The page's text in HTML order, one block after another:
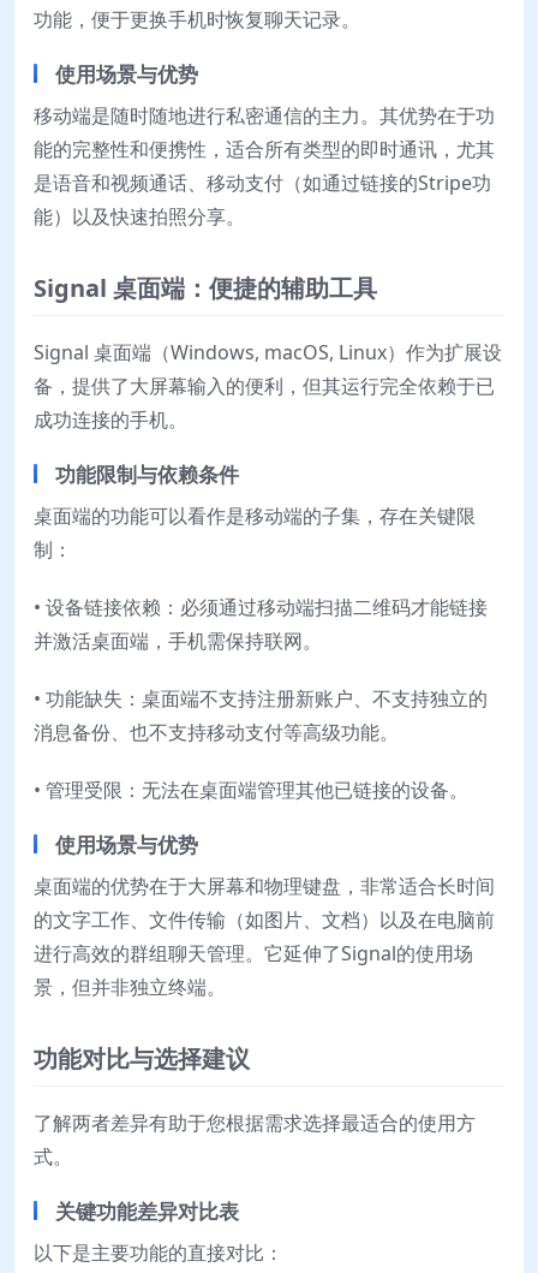
功能，便于更换手机时恢复聊天记录。
使用场景与优势
移动端是随时随地进行私密通信的主力。其优势在于功
能的完整性和便携性，适合所有类型的即时通讯，尤其
是语音和视频通话、移动支付（如通过链接的Stripe功
能）以及快速拍照分享。
Signal 桌面端：便捷的辅助工具
Signal 桌面端（Windows, macOS, Linux）作为扩展设
备，提供了大屏幕输入的便利，但其运行完全依赖于已
成功连接的手机。
功能限制与依赖条件
桌面端的功能可以看作是移动端的子集，存在关键限
制：
• 设备链接依赖：必须通过移动端扫描二维码才能链接
并激活桌面端，手机需保持联网。
• 功能缺失：桌面端不支持注册新账户、不支持独立的
消息备份、也不支持移动支付等高级功能。
• 管理受限：无法在桌面端管理其他已链接的设备。
使用场景与优势
桌面端的优势在于大屏幕和物理键盘，非常适合长时间
的文字工作、文件传输（如图片、文档）以及在电脑前
进行高效的群组聊天管理。它延伸了Signal的使用场
景，但并非独立终端。
功能对比与选择建议
了解两者差异有助于您根据需求选择最适合的使用方
式。
关键功能差异对比表
以下是主要功能的直接对比：